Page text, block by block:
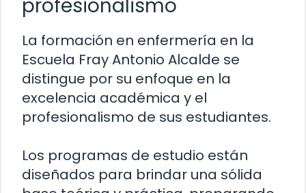
profesionalismo
La formación en enfermería en la
Escuela Fray Antonio Alcalde se
distingue por su enfoque en la
excelencia académica y el
profesionalismo de sus estudiantes.
Los programas de estudio están
diseñados para brindar una sólida